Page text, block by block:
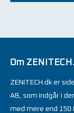
Om
ZENITECH.dk er
AB, som indgår i
med mere end 150